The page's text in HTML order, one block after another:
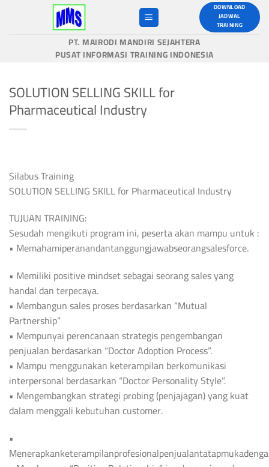
DOWNLOAD
JADWAL
TRAINING
PT. MAIRODI MANDIRI SEJAHTERA
PUSAT INFORMASI TRAINING INDONESIA
SOLUTION SELLING SKILL for
Pharmaceutical Industry
Silabus Training
SOLUTION SELLING SKILL for Pharmaceutical Industry
TUJUAN TRAINING:
Sesudah mengikuti program ini, peserta akan mampu untuk :
• Memahamiperanandantanggungjawabseorangsalesforce.
• Memiliki positive mindset sebagai seorang sales yang
handal dan terpecaya.
• Membangun sales proses berdasarkan “Mutual
Partnership”
• Mempunyai perencanaan strategis pengembangan
penjualan berdasarkan “Doctor Adoption Process”.
• Mampu menggunakan keterampilan berkomunikasi
interpersonal berdasarkan “Doctor Personality Style”.
• Mengembangkan strategi probing (penjajagan) yang kuat
dalam menggali kebutuhan customer.
•